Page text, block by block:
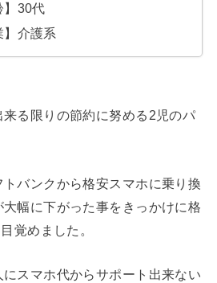
】30代
】介護系
る限りの節約に努める2児のパ
バンクから格安スマホに乗り換
幅に下がった事をきっかけに格
覚めました。
スマホ代からサポート出来ない